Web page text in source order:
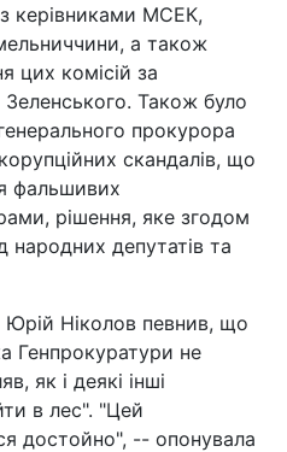
керівниками МСЕК,
а також
цих комісій за
Зеленського. Також було
прокурора
скандалів, що
фальшивих
рішення, яке згодом
народних депутатів та
Юрій Ніколов певнив, що
Генпрокуратури не
як і деякі інші
в лес". "Цей
достойно", -- опонувала